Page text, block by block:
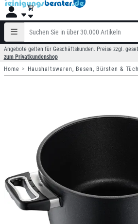
Angebote gelten für Geschäftskunden. Preise zzgl.
zum Privatkundenshop
Home
Haushaltswaren, Besen, Bürsten &